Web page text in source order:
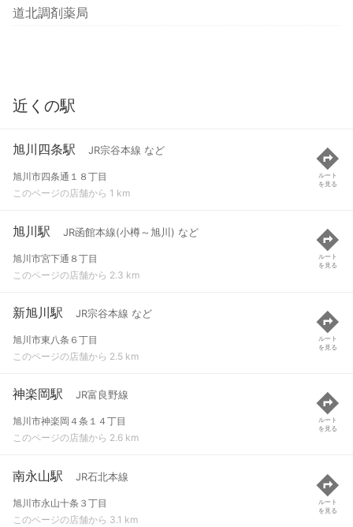
道北調剤薬局
近くの駅
旭川四条駅 JR宗谷本線 など
旭川市四条通１８丁目
このページの店舗から 1 km
ルート
を見る
旭川駅 JR函館本線(小樽～旭川) など
旭川市宮下通８丁目
このページの店舗から 2.3 km
ルート
を見る
新旭川駅 JR宗谷本線 など
旭川市東八条６丁目
このページの店舗から 2.5 km
ルート
を見る
神楽岡駅 JR富良野線
旭川市神楽岡４条１４丁目
このページの店舗から 2.6 km
ルート
を見る
南永山駅 JR石北本線
旭川市永山十条３丁目
このページの店舗から 3.1 km
ルート
を見る